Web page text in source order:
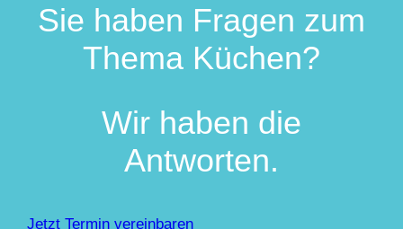
Sie haben Fragen zum
Thema Küchen?
Wir haben die
Antworten.
Jetzt Termin vereinbaren